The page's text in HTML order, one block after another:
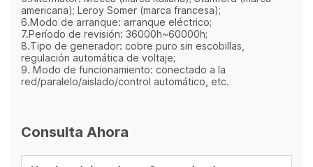
americana); Leroy Somer (marca francesa);
6.Modo de arranque: arranque eléctrico;
7.Período de revisión: 36000h~60000h;
8.Tipo de generador: cobre puro sin escobillas,
regulación automática de voltaje;
9. Modo de funcionamiento: conectado a la
red/paralelo/aislado/control automático, etc.
Consulta Ahora